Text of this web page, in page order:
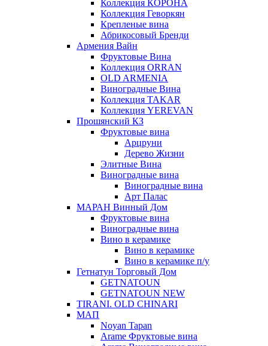
Коллекция КОРОНА
Коллекция Геворкян
Крепленые вина
Абрикосовый Бренди
Армения Вайн
Фруктовые Вина
Коллекция ORRAN
OLD ARMENIA
Виноградные Вина
Коллекция TAKAR
Коллекция YEREVAN
Прошянский КЗ
Фруктовые вина
Арцруни
Дерево Жизни
Элитные Вина
Виноградные вина
Виноградные вина
Арт Палас
МАРАН Винный Дом
Фруктовые вина
Виноградные вина
Вино в керамике
Вино в керамике
Вино в керамике п/у
Гетнатун Торговый Дом
GETNATOUN
GETNATOUN NEW
TIRANI. OLD CHINARI
МАП
Noyan Tapan
Arame Фруктовые вина